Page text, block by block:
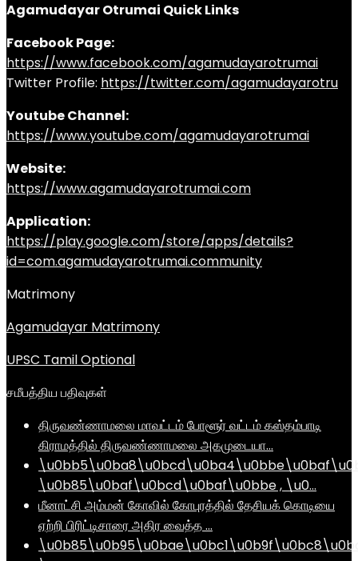
Agamudayar Otrumai Quick Links
Facebook Page:
https://www.facebook.com/agamudayarotrumai
Twitter Profile: https://twitter.com/agamudayarotru
Youtube Channel:
https://www.youtube.com/agamudayarotrumai
Website:
https://www.agamudayarotrumai.com
Application:
https://play.google.com/store/apps/details?
id=com.agamudayarotrumai.community
Matrimony
Agamudayar Matrimony
UPSC Tamil Optional
சமீபத்திய பதிவுகள்
திருவண்ணாமலை மாவட்டம் போளூர் வட்டம் கஸ்தம்பாடி
கிராமத்தில் திருவண்ணாமலை அகமுடையா…
\u0b85\u0baf\u0bcd\u0baf\u0bbe , \u0…
மீனாட்சி அம்மன் கோவில் கோபுரத்தில் தேசியக் கொடியை
ஏற்றி பிரிட்டிசாரை அதிர வைத்த …